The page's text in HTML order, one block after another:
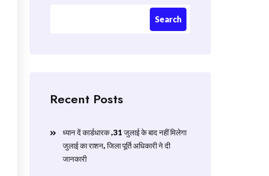
Search
Recent Posts
ध्यान दें कार्डधारक ,31 जुलाई के बाद नहीं मिलेगा
जुलाई का राशन, जिला पूर्ति अधिकारी ने दी
जानकारी